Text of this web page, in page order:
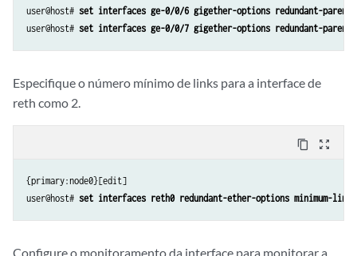
user@host# set interfaces ge-0/0/6 gigether-options redundant-parent
user@host# set interfaces ge-0/0/7 gigether-options redundant-parent
Especifique o número mínimo de links para a interface de
reth como 2.
content_copy zoom_out_map
{primary:node0}[edit]
user@host# set interfaces reth0 redundant-ether-options minimum-
Configure o monitoramento da interface para monitorar a